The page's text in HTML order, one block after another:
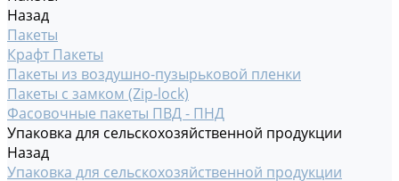
Назад
Пакеты
Крафт Пакеты
Пакеты из воздушно-пузырьковой пленки
Пакеты с замком (Zip-lock)
Фасовочные пакеты ПВД - ПНД
Упаковка для сельскохозяйственной продукции
Назад
Упаковка для сельскохозяйственной продукции